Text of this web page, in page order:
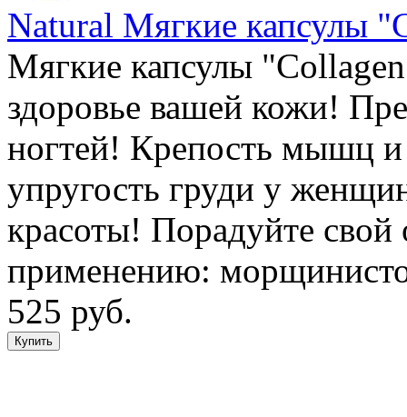
Natural Мягкие капсулы
Мягкие капсулы
здоровье вашей кожи!
ногтей! Крепость мышц и
упругость груди у
красоты! Порадуйте
применению:
525 руб.